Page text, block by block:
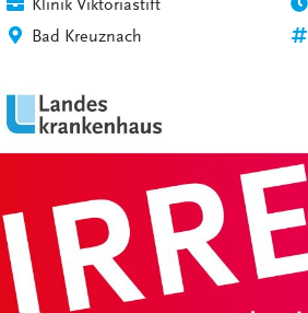
VERANSTALTUNGEN
Klinik Viktoriastift
Bad Kreuznach